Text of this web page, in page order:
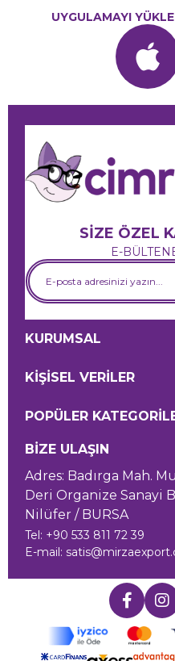
UYGULAMAYI
SİZE ÖZEL
E-
KURUMSAL
KİŞİSEL VERİLER
POPÜLER
BİZE ULAŞIN
Adres: Badırga Mah.
Deri Organize Sanayi
Nilüfer / BURSA
Tel: +90 533 811 72 39
E-mail: